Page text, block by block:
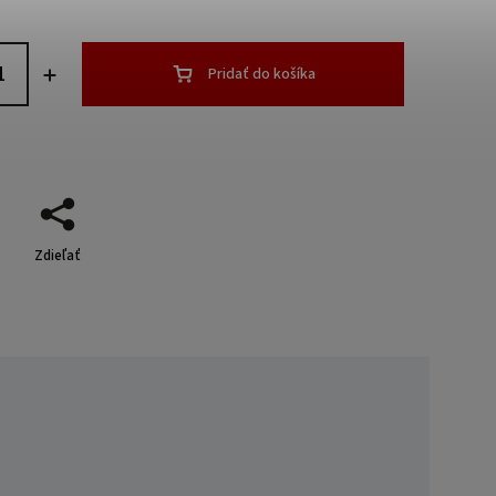
Pridať do košíka
Zdieľať